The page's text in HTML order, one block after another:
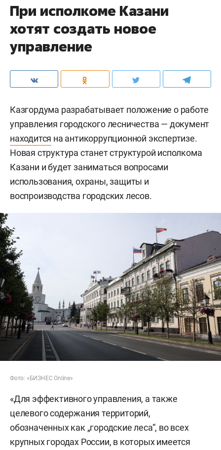
При исполкоме Казани
хотят создать новое
управление
Казгордума разрабатывает положение о работе
управления городского лесничества — документ
находится на антикоррупционной экспертизе.
Новая структура станет структурой исполкома
Казани и будет заниматься вопросами
использования, охраны, защиты и
воспроизводства городских лесов.
Фото: «БИЗНЕС Online»
«Для эффективного управления, а также
целевого содержания территорий,
обозначенных как „городские леса“, во всех
крупных городах России, в которых имеется